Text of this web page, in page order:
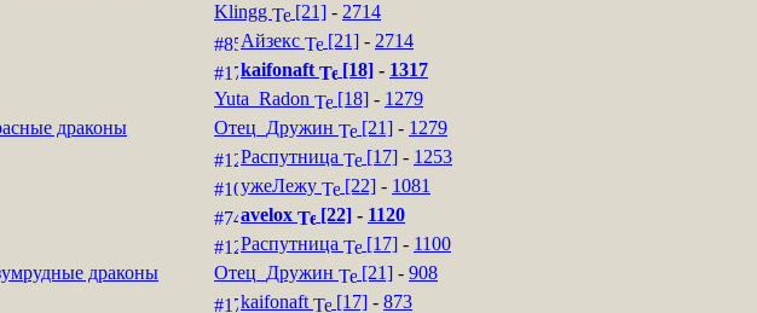
Klingg
[21] - 2714
Айзекс
[21] - 2714
драконы
kaifonaft [18] - 1317
Yuta_Radon
[18] - 1279
Отец_Дружин
[21] - 1279
Распутница
[17] - 1253
ужеЛежу
[22] - 1081
драконы
avelox [22] - 1120
Распутница
[17] - 1100
Отец_Дружин
[21] - 908
kaifonaft
[17] - 873